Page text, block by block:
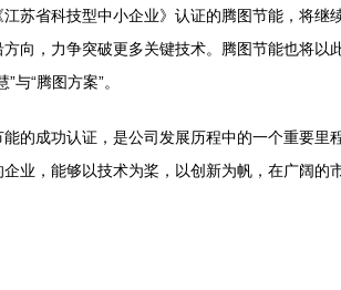
江苏省科技型中小企业》认证的腾图节能，将
向，力争突破更多关键技术。腾图节能也将
”与“腾图方案”。
能的成功认证，是公司发展历程中的一个重要
业，能够以技术为桨，以创新为帆，在广阔的